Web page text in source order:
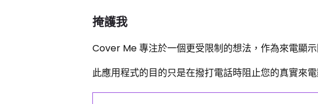
掩護我
Cover Me 專注於一個更受限制的想法，作為來電顯
此應用程式的目的只是在撥打電話時阻止您的真實來